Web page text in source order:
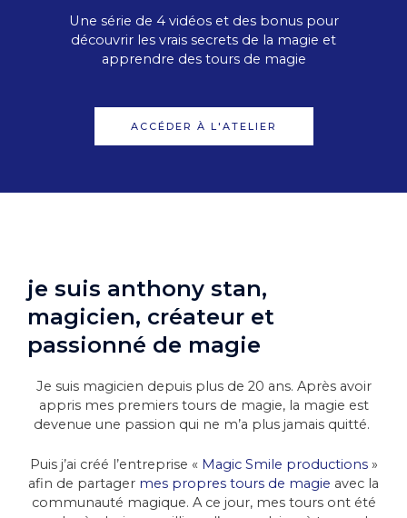
Une série de 4 vidéos et des bonus pour
découvrir les vrais secrets de la magie et
apprendre des tours de magie
ACCÉDER À L'ATELIER
je suis anthony stan,
magicien, créateur et
passionné de magie
Je suis magicien depuis plus de 20 ans. Après avoir
appris mes premiers tours de magie, la magie est
devenue une passion qui ne m’a plus jamais quitté.
Puis j’ai créé l’entreprise « Magic Smile productions»
afin de partager mes propres tours de magie avec la
communauté magique. A ce jour, mes tours ont été